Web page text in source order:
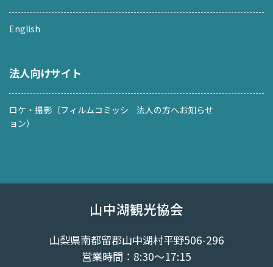
English
法人向けサイト
ロケ・撮影（フィルムコミッシ
ョン）
法人の方へお知らせ
山中湖観光協会
山梨県南都留郡山中湖村平野506-296
営業時間：8:30～17:15